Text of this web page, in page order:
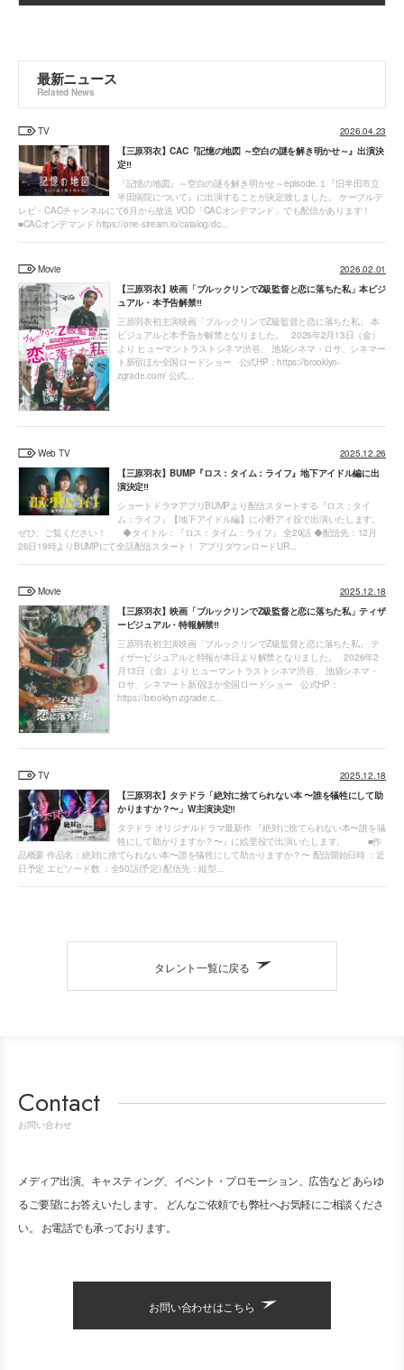
最新ニュース
Related News
TV
2026.04.23
【三原羽衣】CAC『記憶の地図 ～空白の謎を解き明かせ～』出演決
定‼
『記憶の地図』～空白の謎を解き明かせ～episode.１『旧半田市立
半田病院について』に出演することが決定致しました。 ケーブルテ
レビ・CACチャンネルにて6月から放送 VOD「CACオンデマンド」でも配信があります！
■CACオンデマンド https://one-stream.io/catalog/dc...
Movie
2026.02.01
【三原羽衣】映画「ブルックリンでZ級監督と恋に落ちた私」本ビジ
ュアル・本予告解禁‼
三原羽衣初主演映画「ブルックリンでZ級監督と恋に落ちた私」 本
ビジュアルと本予告が解禁となりました。 2026年2月13日（金）
より ヒューマントラストシネマ渋谷、 池袋シネマ・ロサ、シネマー
ト新宿ほか全国ロードショー 公式HP：https://brooklyn-
zgrade.com/ 公式...
Web TV
2025.12.26
【三原羽衣】BUMP『ロス：タイム：ライフ』地下アイドル編に出
演決定‼
ショートドラマアプリBUMPより配信スタートする『ロス：タイ
ム：ライフ』【地下アイドル編】に小野アイ役で出演いたします。
ぜひ、ご覧ください！ ◆タイトル：『ロス：タイム：ライフ』 全29話 ◆配信先：12月
26日19時よりBUMPにて全話配信スタート！ アプリダウンロードUR...
Movie
2025.12.18
【三原羽衣】映画「ブルックリンでZ級監督と恋に落ちた私」ティザ
ービジュアル・特報解禁‼
三原羽衣初主演映画「ブルックリンでZ級監督と恋に落ちた私」 テ
ィザービジュアルと特報が本日より解禁となりました。 2026年2
月13日（金）より ヒューマントラストシネマ渋谷、 池袋シネマ・
ロサ、シネマート新宿ほか全国ロードショー 公式HP：
https://brooklyn-zgrade.c...
TV
2025.12.18
【三原羽衣】タテドラ「絶対に捨てられない本 〜誰を犠牲にして助
かりますか？〜」W主演決定‼
タテドラ オリジナルドラマ最新作 『絶対に捨てられない本〜誰を犠
牲にして助かりますか？〜』に絵里役で出演いたします。 ■作
品概要 作品名：絶対に捨てられない本〜誰を犠牲にして助かりますか？〜 配信開始日時 ：近
日予定 エピソード数 ：全50話(予定) 配信先：縦型...
タレント一覧に戻る
Contact
お問い合わせ
メディア出演、キャスティング、イベント・プロモーション、広告など あらゆ
るご要望にお答えいたします。 どんなご依頼でも弊社へお気軽にご相談くださ
い。 お電話でも承っております。
お問い合わせはこちら